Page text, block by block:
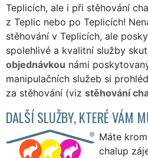
Teplicích, ale i při stěhování
z Teplic nebo po Teplicích!
stěhování v Teplicích, ale
spolehlivé a kvalitní služby
objednávkou námi
manipulačních služeb si
za stěhování (viz stěhování
DALŠÍ SLUŽBY, KTERÉ VÁM
Máte
chalup